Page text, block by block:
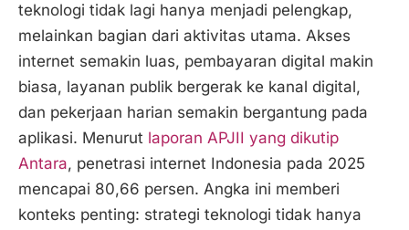
teknologi tidak lagi hanya menjadi pelengkap,
melainkan bagian dari aktivitas utama. Akses
internet semakin luas, pembayaran digital makin
biasa, layanan publik bergerak ke kanal digital,
dan pekerjaan harian semakin bergantung pada
aplikasi. Menurut laporan APJII yang dikutip
Antara, penetrasi internet Indonesia pada 2025
mencapai 80,66 persen. Angka ini memberi
konteks penting: strategi teknologi tidak hanya